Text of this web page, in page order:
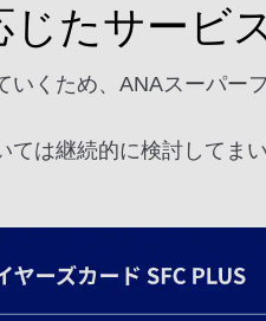
じたサービ
いくため、ANAスーパー
は継続的に検討してまい